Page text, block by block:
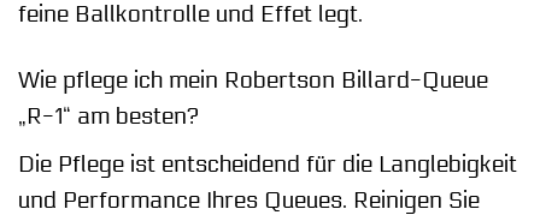
feine Ballkontrolle und Effet legt.
Wie pflege ich mein Robertson Billard-Queue
„R-1“ am besten?
Die Pflege ist entscheidend für die Langlebigkeit
und Performance Ihres Queues. Reinigen Sie